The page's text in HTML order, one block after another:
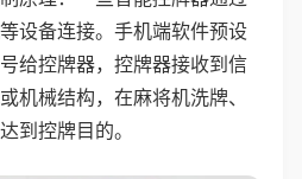
设备连接。手机端软件预设
给控牌器，控牌器接收到信
机械结构，在麻将机洗牌、
到控牌目的。